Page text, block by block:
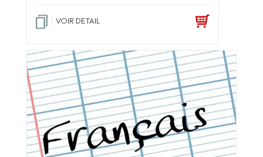
VOIR DETAIL